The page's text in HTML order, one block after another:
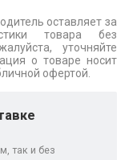
оставляет за
товара без
уточняйте
о товаре носит
офертой.
так и без